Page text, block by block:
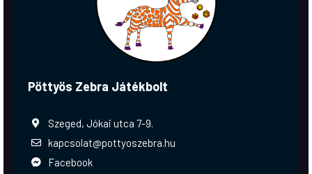
Pöttyös Zebra Játékbolt
Szeged, Jókai utca 7-9.
kapcsolat@pottyoszebra.hu
Facebook